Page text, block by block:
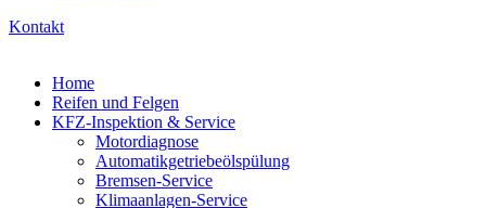
Kontakt
Home
Reifen und Felgen
KFZ-Inspektion & Service
Motordiagnose
Automatikgetriebeölspülung
Bremsen-Service
Klimaanlagen-Service